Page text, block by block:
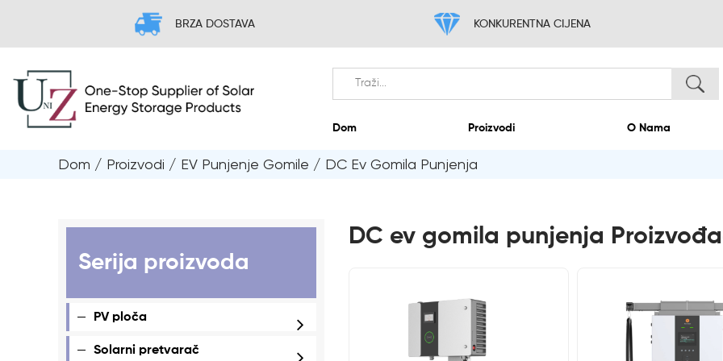
BRZA DOSTAVA
Dom
Dom / Proizvodi / EV Punjenje Gomile / DC Ev Gomila Punjenja
Serija proizvoda
PV ploča
Solarni pretvarač
DC ev gomila punjenja